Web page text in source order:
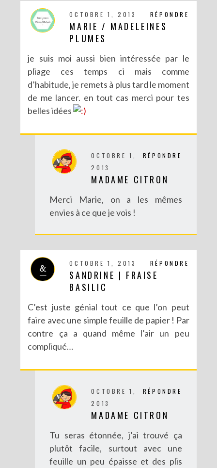
RÉPONDRE
OCTOBRE 1, 2013
MARIE / MADELEINES
PLUMES
je suis moi aussi bien intéressée par le
pliage ces temps ci mais comme
d’habitude, je remets à plus tard le moment
de me lancer. en tout cas merci pour tes
belles idées
RÉPONDRE
OCTOBRE 1,
2013
MADAME CITRON
Merci Marie, on a les mêmes
envies à ce que je vois !
RÉPONDRE
OCTOBRE 1, 2013
SANDRINE | FRAISE
BASILIC
C’est juste génial tout ce que l’on peut
faire avec une simple feuille de papier ! Par
contre ça a quand même l’air un peu
compliqué…
RÉPONDRE
OCTOBRE 1,
2013
MADAME CITRON
Tu seras étonnée, j’ai trouvé ça
plutôt facile, surtout avec une
feuille un peu épaisse et des plis